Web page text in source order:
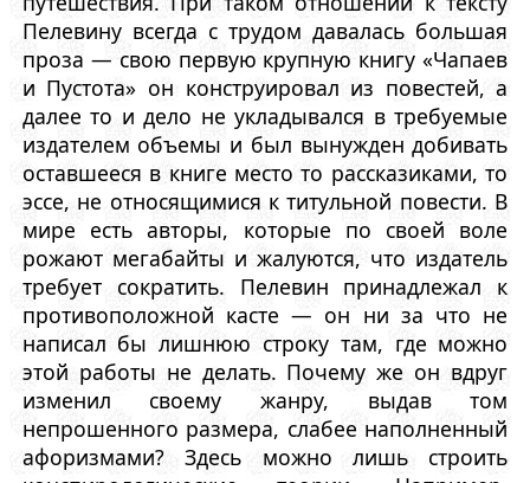
Пелевину всегда с трудом давалась большая
проза — свою первую крупную книгу «Чапаев
и Пустота» он конструировал из повестей, а
далее то и дело не укладывался в требуемые
издателем объемы и был вынужден добивать
оставшееся в книге место то рассказиками, то
эссе, не относящимися к титульной повести. В
мире есть авторы, которые по своей воле
рожают мегабайты и жалуются, что издатель
требует сократить. Пелевин принадлежал к
противоположной касте — он ни за что не
написал бы лишнюю строку там, где можно
этой работы не делать. Почему же он вдруг
изменил своему жанру, выдав том
непрошенного размера, слабее наполненный
афоризмами? Здесь можно лишь строить